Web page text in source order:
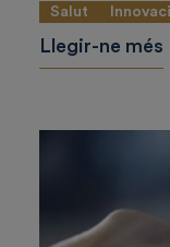
Salut
Llegir-ne més